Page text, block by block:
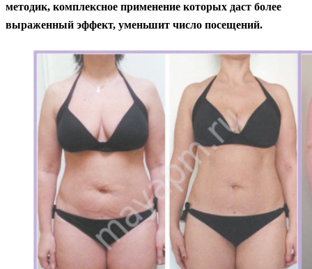
методик, комплексное применение которых даст более
выраженный эффект, уменьшит число посещений.